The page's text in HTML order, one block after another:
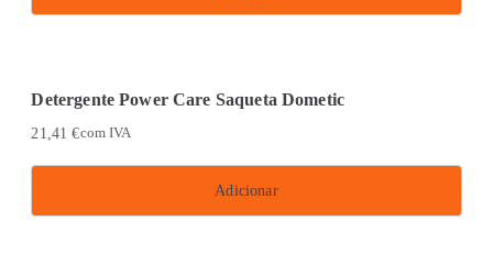
Detergente Power Care Saqueta Dometic
21,41€com IVA
Adicionar